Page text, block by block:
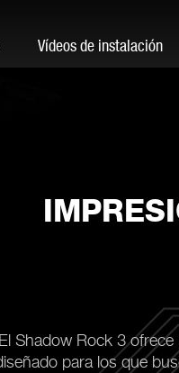
Vídeos de instalación
El Shadow Rock 3
para los que